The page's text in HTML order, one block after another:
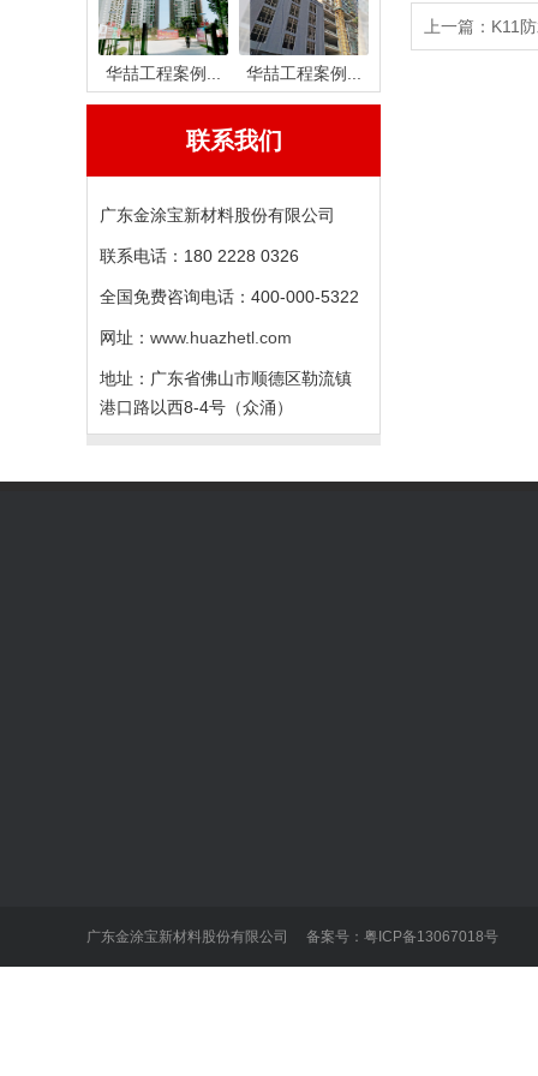
华喆工程案例... 华喆工程案例...
联系我们
广东金涂宝新材料股份有限公司
联系电话：180 2228 0326
全国免费咨询电话：400-000-5322
网址： www.huazhetl.com
地址：广东省佛山市顺德区勒流镇
港口路以西8-4号（众涌）
上一篇： K11
荔岩石
广东金涂宝新材料股份有限公司 备案号： 粤ICP备13067018号